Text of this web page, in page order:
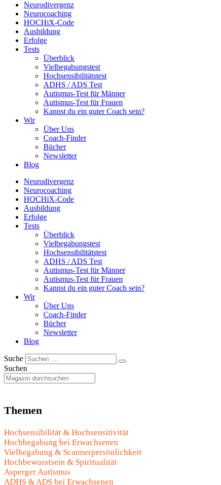
Neurodivergenz
Neurocoaching
HOCHiX-Code
Ausbildung
Erfolge
Tests
Überblick
Vielbegabungstest
Hochsensibilitätstest
ADHS / ADS Test
Autismus-Test für Männer
Autismus-Test für Frauen
Kannst du ein guter Coach sein?
Wir
Über Uns
Coach-Finder
Bücher
Newsletter
Blog
Neurodivergenz
Neurocoaching
HOCHiX-Code
Ausbildung
Erfolge
Tests
Überblick
Vielbegabungstest
Hochsensibilitätstest
ADHS / ADS Test
Autismus-Test für Männer
Autismus-Test für Frauen
Kannst du ein guter Coach sein?
Wir
Über Uns
Coach-Finder
Bücher
Newsletter
Blog
Suche
Suchen
Themen
Hochsensibilität & Hochsensitivität
Hochbegabung bei Erwachsenen
Vielbegabung & Scannerpersönlichkeit
Hochbewusstsein & Spiritualität
Asperger Autismus
ADHS & ADS bei Erwachsenen